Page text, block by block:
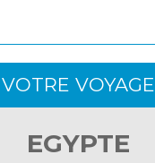
VOTRE VOYAGE
EGYPTE